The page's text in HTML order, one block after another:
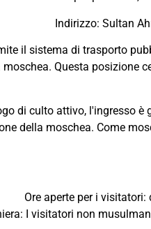
Indirizzo: Sultan
il sistema di trasporto
Questa posizione
di culto attivo, l'ingresso
della moschea. Come
Ore aperte per i
I visitatori non